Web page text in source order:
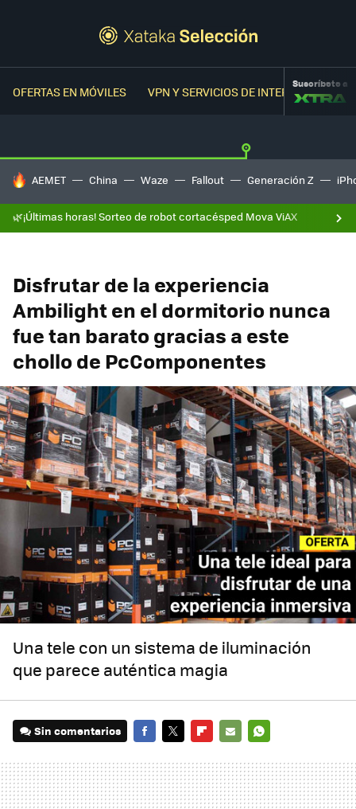
OFERTAS EN MÓVILES VPN Y SERVICIOS DE INTERNETSuscríbete a
HOY SE HABLA DE
AEMET China Waze Fallout Generación Z
🌿¡Últimas horas! Sorteo de robot cortacésped Mova ViAX
Disfrutar de la experiencia
Ambilight en el dormitorio nunca
fue tan barato gracias a este
chollo de PcComponentes
Una tele con un sistema de iluminación
que parece auténtica magia
Sin comentarios
MAIL